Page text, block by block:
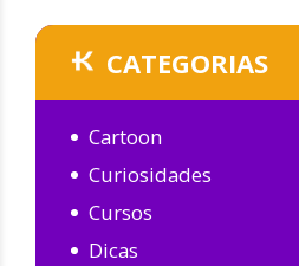
CATEGORIAS
Cartoon
Curiosidades
Cursos
Dicas